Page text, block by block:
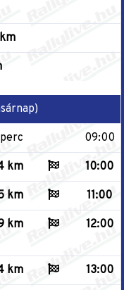
09:00
km 10:00
km 11:00
km 12:00
km 13:00